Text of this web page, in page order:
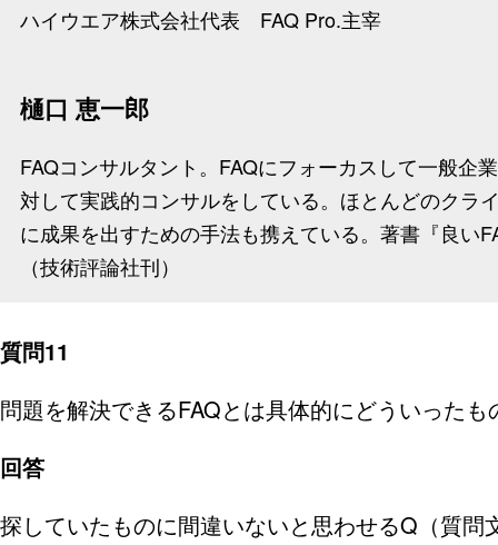
ハイウエア株式会社代表 FAQ Pro.主宰
樋口 恵一郎
FAQコンサルタント。FAQにフォーカスして一般企
対して実践的コンサルをしている。ほとんどのクラ
に成果を出すための手法も携えている。著書『良い
（技術評論社刊）
質問11
問題を解決できるFAQとは具体的にどういった
回答
探していたものに間違いないと思わせるQ（質